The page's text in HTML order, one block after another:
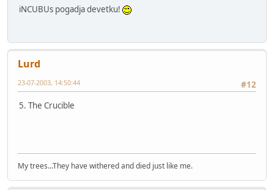
iNCUBUs pogadja devetku!
Lurd
#12
23-07-2003, 14:50:44
5. The Crucible
My trees...They have withered and died just like me.